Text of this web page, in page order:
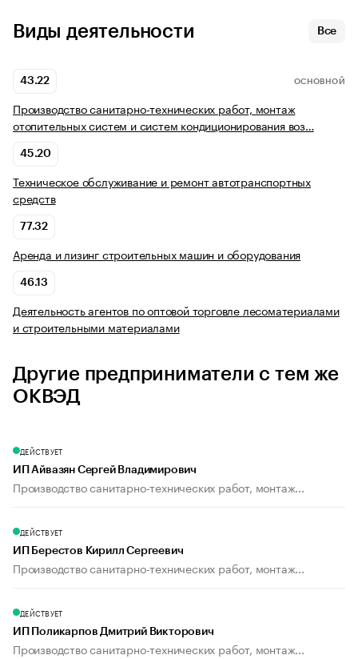
Виды деятельности Все
43.22 ОСНОВНОЙ
Производство санитарно-технических работ, монтаж
отопительных систем и систем кондиционирования воз…
45.20
Техническое обслуживание и ремонт автотранспортных
средств
77.32
Аренда и лизинг строительных машин и оборудования
46.13
Деятельность агентов по оптовой торговле лесоматериалами
и строительными материалами
Другие предприниматели с тем же
ОКВЭД
ДЕЙСТВУЕТ
ИП Айвазян Сергей Владимирович
Производство санитарно-технических работ, монтаж...
ДЕЙСТВУЕТ
ИП Берестов Кирилл Сергеевич
Производство санитарно-технических работ, монтаж...
ДЕЙСТВУЕТ
ИП Поликарпов Дмитрий Викторович
Производство санитарно-технических работ, монтаж...